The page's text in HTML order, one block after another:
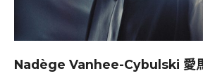
Nadège Vanhee-Cybulski 愛